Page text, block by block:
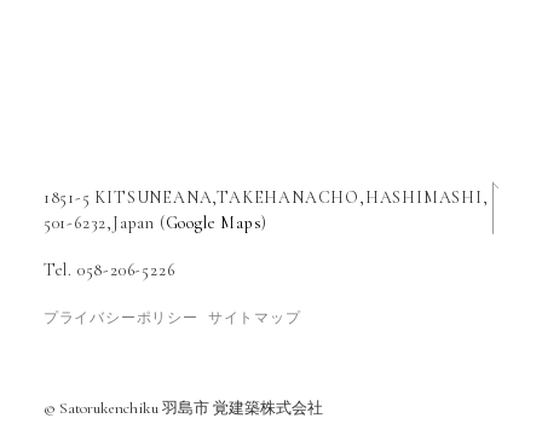
1851-5 KITSUNEANA,TAKEHANACHO,HASHIMASHI,
501-6232,Japan (Google Maps)
Tel. 058-206-5226
プライバシーポリシー サイトマップ
© Satorukenchiku 羽島市 覚建築株式会社